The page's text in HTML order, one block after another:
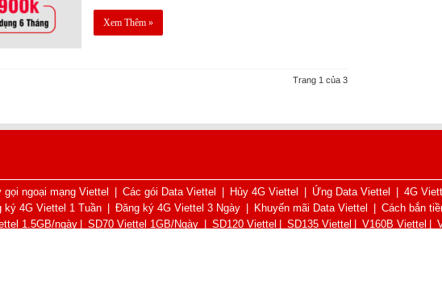
Xem Thêm »
Trang 1 của 3
ngoại mạng Viettel Các gói Data Viettel Hủy 4G Viettel Ứng Data Viettel 4G
ký 4G Viettel 1 Tuần Đăng ký 4G Viettel 3 Ngày Khuyến mãi Data Viettel Cách bắn
1.5GB/ngày SD70 Viettel 1GB/Ngày SD120 Viettel SD135 Viettel V160B Viettel